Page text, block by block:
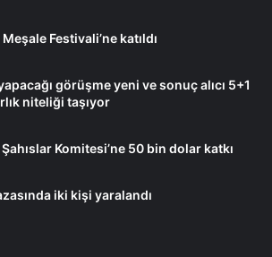
Festivali’ne katıldı
görüşme yeni ve sonuç alıcı 5+1
niteliği taşıyor
Şahıslar Komitesi’ne 50 bin dolar katkı
iki kişi yaralandı